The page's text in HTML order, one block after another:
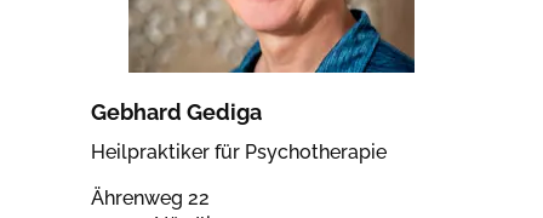
Gebhard Gediga
Heilpraktiker für Psychotherapie
Ährenweg 22